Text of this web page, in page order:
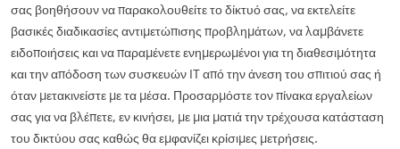
σας βοηθήσουν να παρακολουθείτε το δίκτυό σας, να εκτελείτε
βασικές διαδικασίες αντιμετώπισης προβλημάτων, να λαμβάνετε
ειδοποιήσεις και να παραμένετε ενημερωμένοι για τη διαθεσιμότητα
και την απόδοση των συσκευών IT από την άνεση του σπιτιού σας ή
όταν μετακινείστε με τα μέσα. Προσαρμόστε τον πίνακα εργαλείων
σας για να βλέπετε, εν κινήσει, με μια ματιά την τρέχουσα κατάσταση
του δικτύου σας καθώς θα εμφανίζει κρίσιμες μετρήσεις.